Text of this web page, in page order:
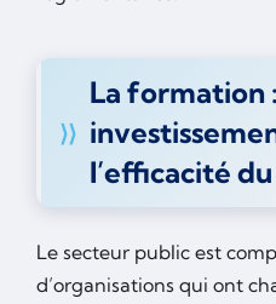
La formation
l’efficacité
Le secteur public est
d’organisations qui ont